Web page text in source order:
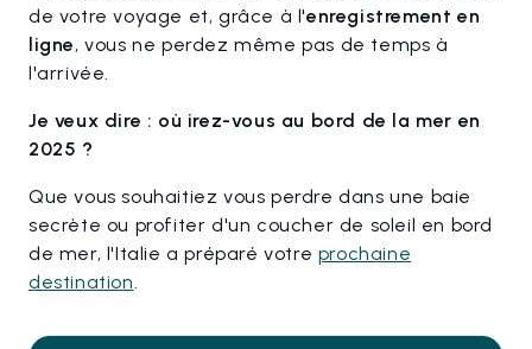
de votre voyage et, grâce à l'enregistrement en
ligne, vous ne perdez même pas de temps à
l'arrivée.
Je veux dire : où irez-vous au bord de la mer en
2025 ?
Que vous souhaitiez vous perdre dans une baie
secrète ou profiter d'un coucher de soleil en bord
de mer, l'Italie a préparé votre prochaine
destination.